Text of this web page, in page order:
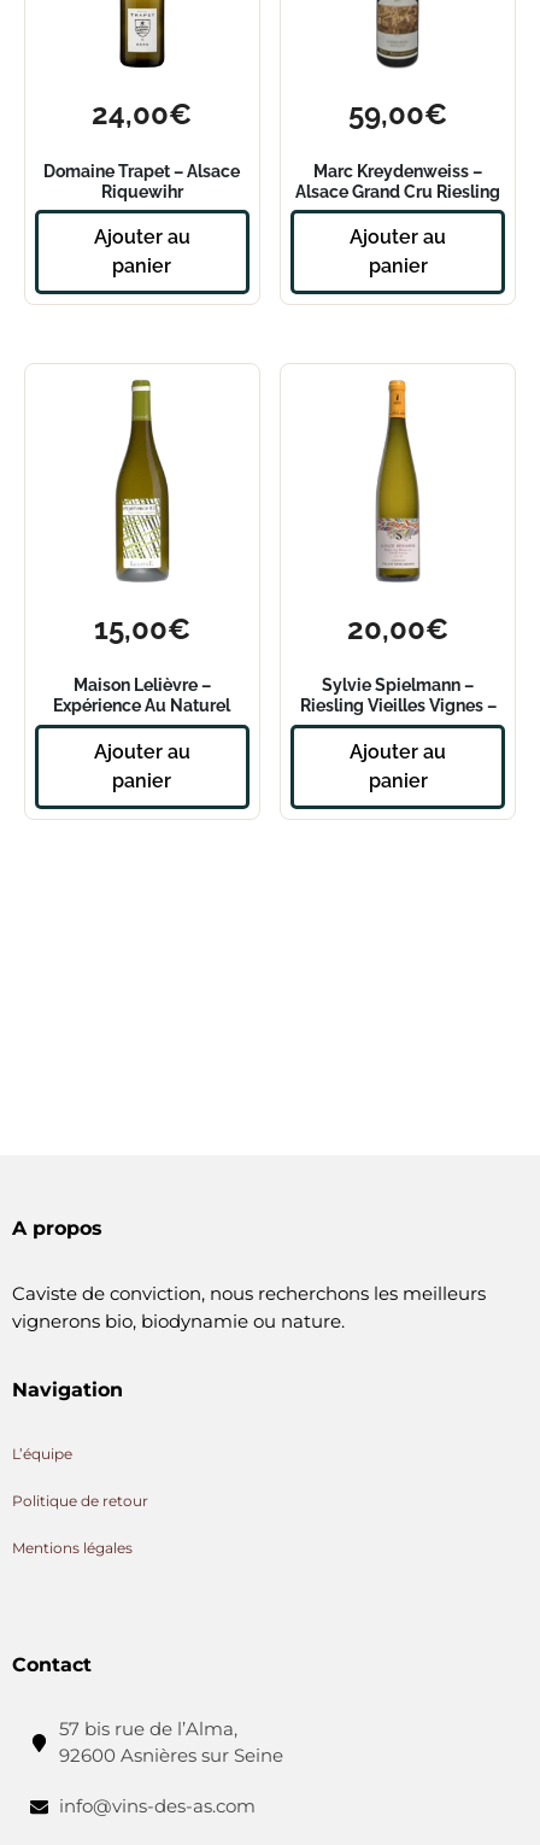
24,00€
Domaine Trapet – Alsace
Riquewihr
Gewurztraminer – 2023
Ajouter au
panier
59,00€
Marc Kreydenweiss –
Alsace Grand Cru Riesling
Wiebelsberg – 2017
Ajouter au
panier
15,00€
Maison Lelièvre –
Expérience Au Naturel
Auxerrois Pinot Gris 2022
Ajouter au
panier
20,00€
Sylvie Spielmann –
Riesling Vieilles Vignes –
2023
Ajouter au
panier
A propos
Caviste de conviction, nous recherchons les meilleurs
vignerons bio, biodynamie ou nature.
Navigation
L’équipe
Politique de retour
Mentions légales
Contact
57 bis rue de l’Alma,
92600 Asnières sur Seine
info@vins-des-as.com